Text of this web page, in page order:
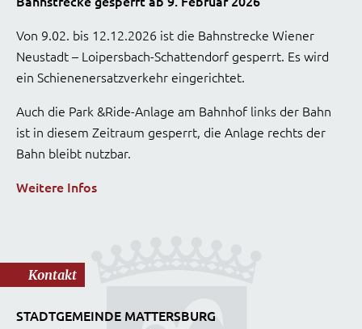
Von 9.02. bis 12.12.2026 ist die Bahnstrecke Wiener
Neustadt – Loipersbach-Schattendorf gesperrt. Es wird
ein Schienenersatzverkehr eingerichtet.
Auch die Park &Ride-Anlage am Bahnhof links der Bahn
ist in diesem Zeitraum gesperrt, die Anlage rechts der
Bahn bleibt nutzbar.
Weitere Infos
Kontakt
STADTGEMEINDE MATTERSBURG